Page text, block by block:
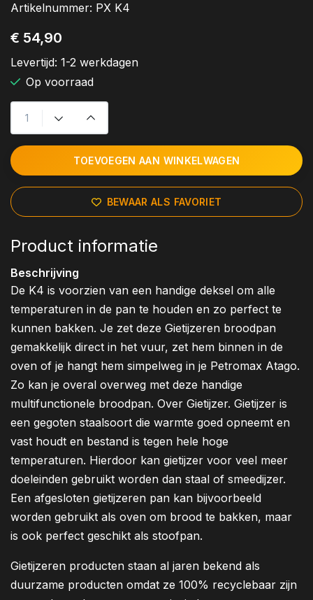
Artikelnummer: PX K4
€ 54,90
Levertijd: 1-2 werkdagen
Op voorraad
TOEVOEGEN AAN WINKELWAGEN
BEWAAR ALS FAVORIET
Product informatie
Beschrijving
De K4 is voorzien van een handige deksel om alle
temperaturen in de pan te houden en zo perfect te
kunnen bakken. Je zet deze Gietijzeren broodpan
gemakkelijk direct in het vuur, zet hem binnen in de
oven of je hangt hem simpelweg in je Petromax Atago.
Zo kan je overal overweg met deze handige
multifunctionele broodpan. Over Gietijzer. Gietijzer is
een gegoten staalsoort die warmte goed opneemt en
vast houdt en bestand is tegen hele hoge
temperaturen. Hierdoor kan gietijzer voor veel meer
doeleinden gebruikt worden dan staal of smeedijzer.
Een afgesloten gietijzeren pan kan bijvoorbeeld
worden gebruikt als oven om brood te bakken, maar
is ook perfect geschikt als stoofpan.
Gietijzeren producten staan al jaren bekend als
duurzame producten omdat ze 100% recyclebaar zijn